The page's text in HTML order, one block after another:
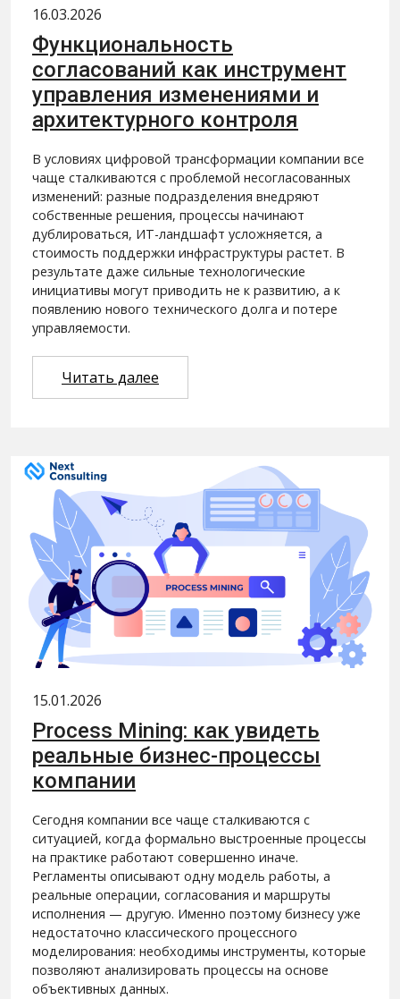
16.03.2026
Функциональность
согласований как инструмент
управления изменениями и
архитектурного контроля
В условиях цифровой трансформации компании все
чаще сталкиваются с проблемой несогласованных
изменений: разные подразделения внедряют
собственные решения, процессы начинают
дублироваться, ИТ-ландшафт усложняется, а
стоимость поддержки инфраструктуры растет. В
результате даже сильные технологические
инициативы могут приводить не к развитию, а к
появлению нового технического долга и потере
управляемости.
Читать далее
15.01.2026
Process Mining: как увидеть
реальные бизнес-процессы
компании
Сегодня компании все чаще сталкиваются с
ситуацией, когда формально выстроенные процессы
на практике работают совершенно иначе.
Регламенты описывают одну модель работы, а
реальные операции, согласования и маршруты
исполнения — другую. Именно поэтому бизнесу уже
недостаточно классического процессного
моделирования: необходимы инструменты, которые
позволяют анализировать процессы на основе
объективных данных.